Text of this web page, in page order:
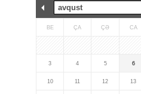
BE ÇA ÇƏ CA
3 4 5 6
10 11 12 13